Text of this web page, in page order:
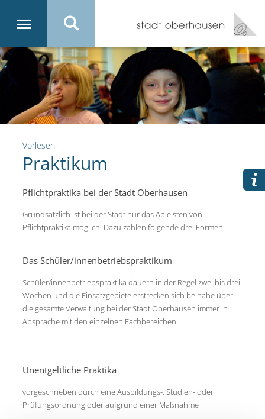
Vorlesen
Praktikum
Pflichtpraktika bei der Stadt Oberhausen
Grundsätzlich ist bei der Stadt nur das Ableisten von
Pflichtpraktika möglich. Dazu zählen folgende drei Formen:
Das Schüler/innenbetriebspraktikum
Schüler/innenbetriebspraktika dauern in der Regel zwei bis drei
Wochen und die Einsatzgebiete erstrecken sich beinahe über
die gesamte Verwaltung bei der Stadt Oberhausen immer in
Absprache mit den einzelnen Fachbereichen.
Unentgeltliche Praktika
vorgeschrieben durch eine Ausbildungs-, Studien- oder
Prüfungsordnung oder aufgrund einer Maßnahme